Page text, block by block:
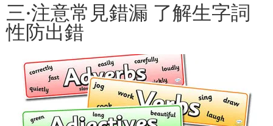
三·注意常見錯漏 了解生字詞
性防出錯